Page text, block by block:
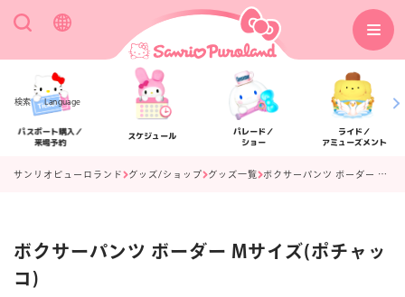
検索 Language
パスポート購入／
来場予約
スケジュール
パレード／
ショー
ライド／
アミューズメント
アクセス フロアマップ
サンリオピューロランド グッズ/ショップ グッズ一覧 ボクサーパンツ ボーダー Mサイズ(ポチャッコ)
ボクサーパンツ ボーダー Mサイズ(ポチャッ
コ)